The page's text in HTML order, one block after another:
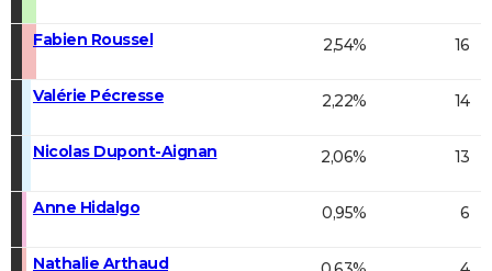
Fabien Roussel 2,54% 16
Valérie Pécresse 2,22% 14
Nicolas Dupont-Aignan 2,06% 13
Anne Hidalgo 0,95% 6
Nathalie Arthaud